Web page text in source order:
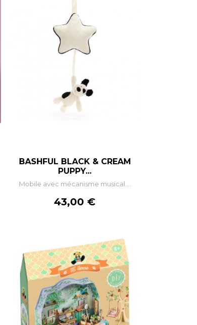
BASHFUL BLACK & CREAM
PUPPY...
Mobile avec mécanisme musical....
Prix
43,00 €
– +